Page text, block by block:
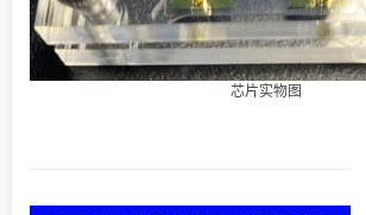
芯片实物图